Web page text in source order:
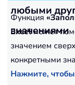
любыми
значениями
Функция
Excelможет
значением
конкретными
Нажмите, чтобы